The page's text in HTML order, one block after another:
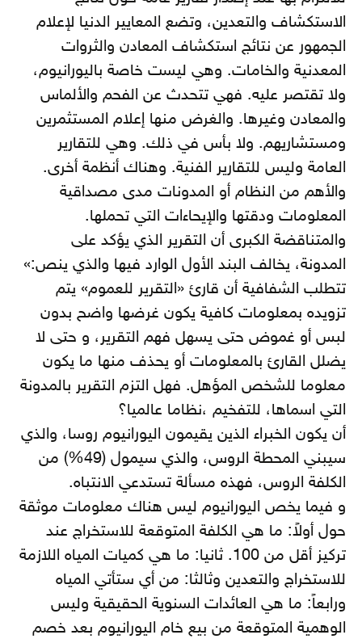
الاستكشاف والتعدين، وتضع المعايير الدنيا لإعلام
الجمهور عن نتائج استكشاف المعادن والثروات
المعدنية والخامات. وهي ليست خاصة باليورانيوم،
ولا تقتصر عليه. فهي تتحدث عن الفحم والألماس
والمعادن وغيرها. والغرض منها إعلام المستثمرين
ومستشاريهم. ولا بأس في ذلك. وهي للتقارير
العامة وليس للتقارير الفنية. وهناك أنظمة أخرى.
والأهم من النظام أو المدونات مدى مصداقية
المعلومات ودقتها والإيحاءات التي تحملها.
والمتناقضة الكبرى أن التقرير الذي يؤكد على
المدونة، يخالف البند الأول الوارد فيها والذي ينص:»
تتطلب الشفافية أن قارئ «التقرير للعموم» يتم
تزويده بمعلومات كافية يكون غرضها واضح بدون
لبس أو غموض حتى يسهل فهم التقرير، و حتى لا
يضلل القارئ بالمعلومات أو يحذف منها ما يكون
معلوما للشخص المؤهل. فهل التزم التقرير بالمدونة
التي اسماها، للتفخيم ،نظاما عالميا؟
أن يكون الخبراء الذين يقيمون اليورانيوم روسا، والذي
سيبني المحطة الروس، والذي سيمول (49%) من
الكلفة الروس، فهذه مسألة تستدعي الانتباه.
و فيما يخص اليورانيوم ليس هناك معلومات موثقة
حول أولاً: ما هي الكلفة المتوقعة للاستخراج عند
تركيز أقل من 100. ثانيا: ما هي كميات المياه اللازمة
للاستخراج والتعدين وثالثا: من أي ستأتي المياه
ورابعاً: ما هي العائدات السنوية الحقيقية وليس
الوهمية المتوقعة من بيع خام اليورانيوم بعد خصم